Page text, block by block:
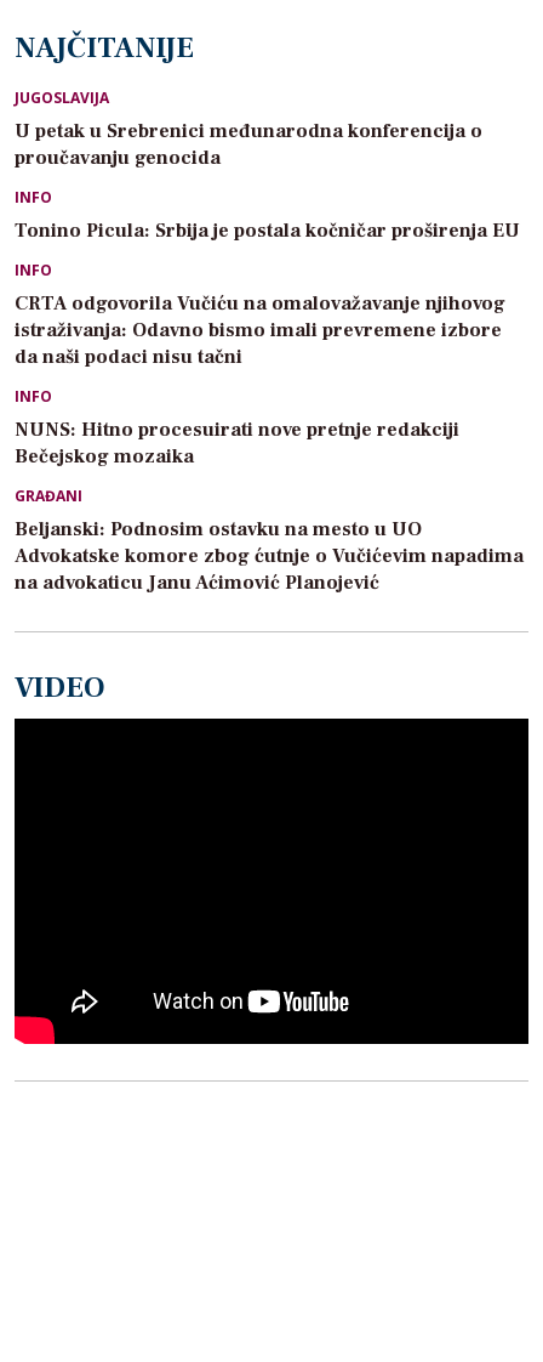
NAJČITANIJE
JUGOSLAVIJA
U petak u Srebrenici međunarodna konferencija o
proučavanju genocida
INFO
Tonino Picula: Srbija je postala kočničar proširenja EU
INFO
CRTA odgovorila Vučiću na omalovažavanje njihovog
istraživanja: Odavno bismo imali prevremene izbore
da naši podaci nisu tačni
INFO
NUNS: Hitno procesuirati nove pretnje redakciji
Bečejskog mozaika
GRAĐANI
Beljanski: Podnosim ostavku na mesto u UO
Advokatske komore zbog ćutnje o Vučićevim napadima
na advokaticu Janu Aćimović Planojević
VIDEO